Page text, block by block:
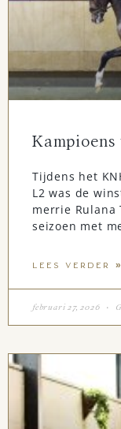
Tijdens het
L2 was de
merrie Rulana
seizoen met
LEES VERDER »
februari 27, 2026